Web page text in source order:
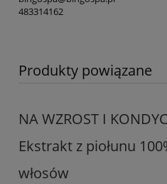
483314162
Produkty powiązane
NA WZROST I
Ekstrakt z piołunu
włosów